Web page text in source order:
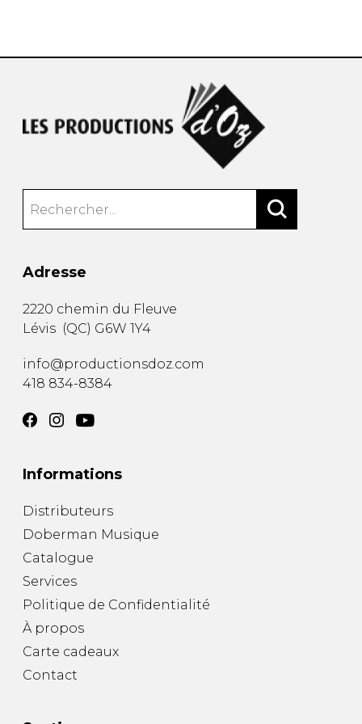
Adresse
2220 chemin du Fleuve
Lévis (QC) G6W 1Y4
info@productionsdoz.com
418 834-8384
Informations
Distributeurs
Doberman Musique
Catalogue
Services
Politique de Confidentialité
À propos
Carte cadeaux
Contact